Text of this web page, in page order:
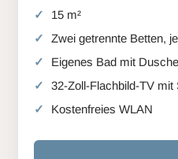
15 m²
Zwei getrennte Betten,
Eigenes Bad mit
32-Zoll-Flachbild-TV mit
Kostenfreies WLAN